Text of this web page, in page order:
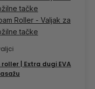
| Extra dugi EVA